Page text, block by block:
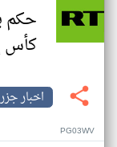
حكم
كأس
اخبار
PG03WV